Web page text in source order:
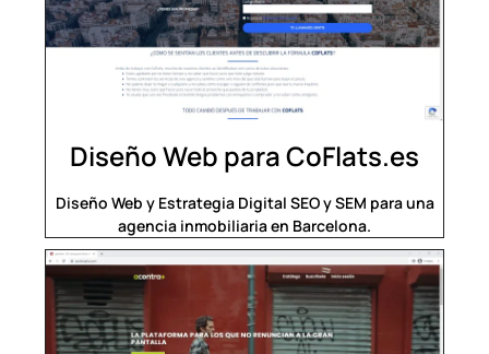
Diseño Web para CoFlats.es
Diseño Web y Estrategia Digital SEO y SEM para una
agencia inmobiliaria en Barcelona.